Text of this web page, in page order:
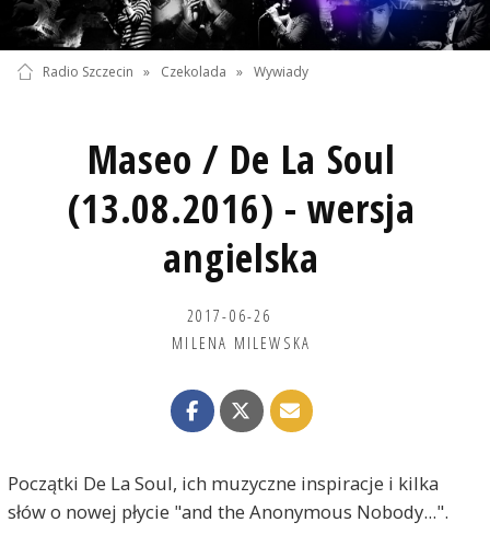
Radio Szczecin » Czekolada » Wywiady
Maseo / De La Soul
(13.08.2016) - wersja
angielska
2017-06-26
MILENA MILEWSKA
Początki De La Soul, ich muzyczne inspiracje i kilka
słów o nowej płycie "and the Anonymous Nobody...".